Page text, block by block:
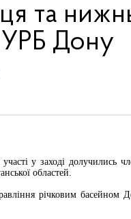
та
Дону
у заході долучились
областей.
річковим басейном